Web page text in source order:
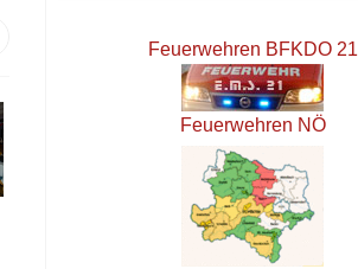
Feuerwehren BFKDO 21
Feuerwehren NÖ